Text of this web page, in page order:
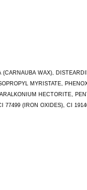
WAX),
MYRISTATE,
HECTORITE,
(IRON OXIDES), CI